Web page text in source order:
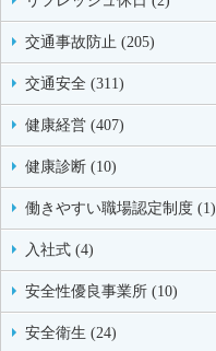
交通事故防止 (205)
交通安全 (311)
健康経営 (407)
健康診断 (10)
働きやすい職場認定制度 (1)
入社式 (4)
安全性優良事業所 (10)
安全衛生 (24)